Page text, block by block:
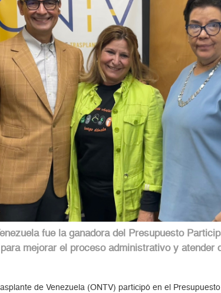
fue la ganadora del Presupuesto
mejorar el proceso administrativo y
de Venezuela (ONTV) participó en el